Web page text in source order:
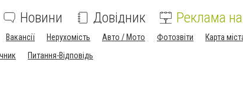
Новини Довідник Реклама на
Вакансії Нерухомість Авто / Мото Фотозвіти Карта
Питання-Відповідь